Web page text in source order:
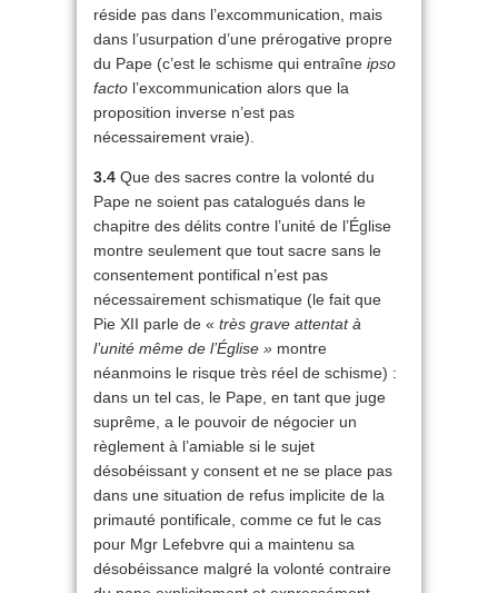
réside pas dans l’excommunication, mais
dans l’usurpation d’une prérogative propre
du Pape (c’est le schisme qui entraîne ipso
facto l’excommunication alors que la
proposition inverse n’est pas
nécessairement vraie).
3.4 Que des sacres contre la volonté du
Pape ne soient pas catalogués dans le
chapitre des délits contre l’unité de l’Église
montre seulement que tout sacre sans le
consentement pontifical n’est pas
nécessairement schismatique (le fait que
Pie XII parle de « très grave attentat à
l’unité même de l’Église » montre
néanmoins le risque très réel de schisme) :
dans un tel cas, le Pape, en tant que juge
suprême, a le pouvoir de négocier un
règlement à l’amiable si le sujet
désobéissant y consent et ne se place pas
dans une situation de refus implicite de la
primauté pontificale, comme ce fut le cas
pour Mgr Lefebvre qui a maintenu sa
désobéissance malgré la volonté contraire